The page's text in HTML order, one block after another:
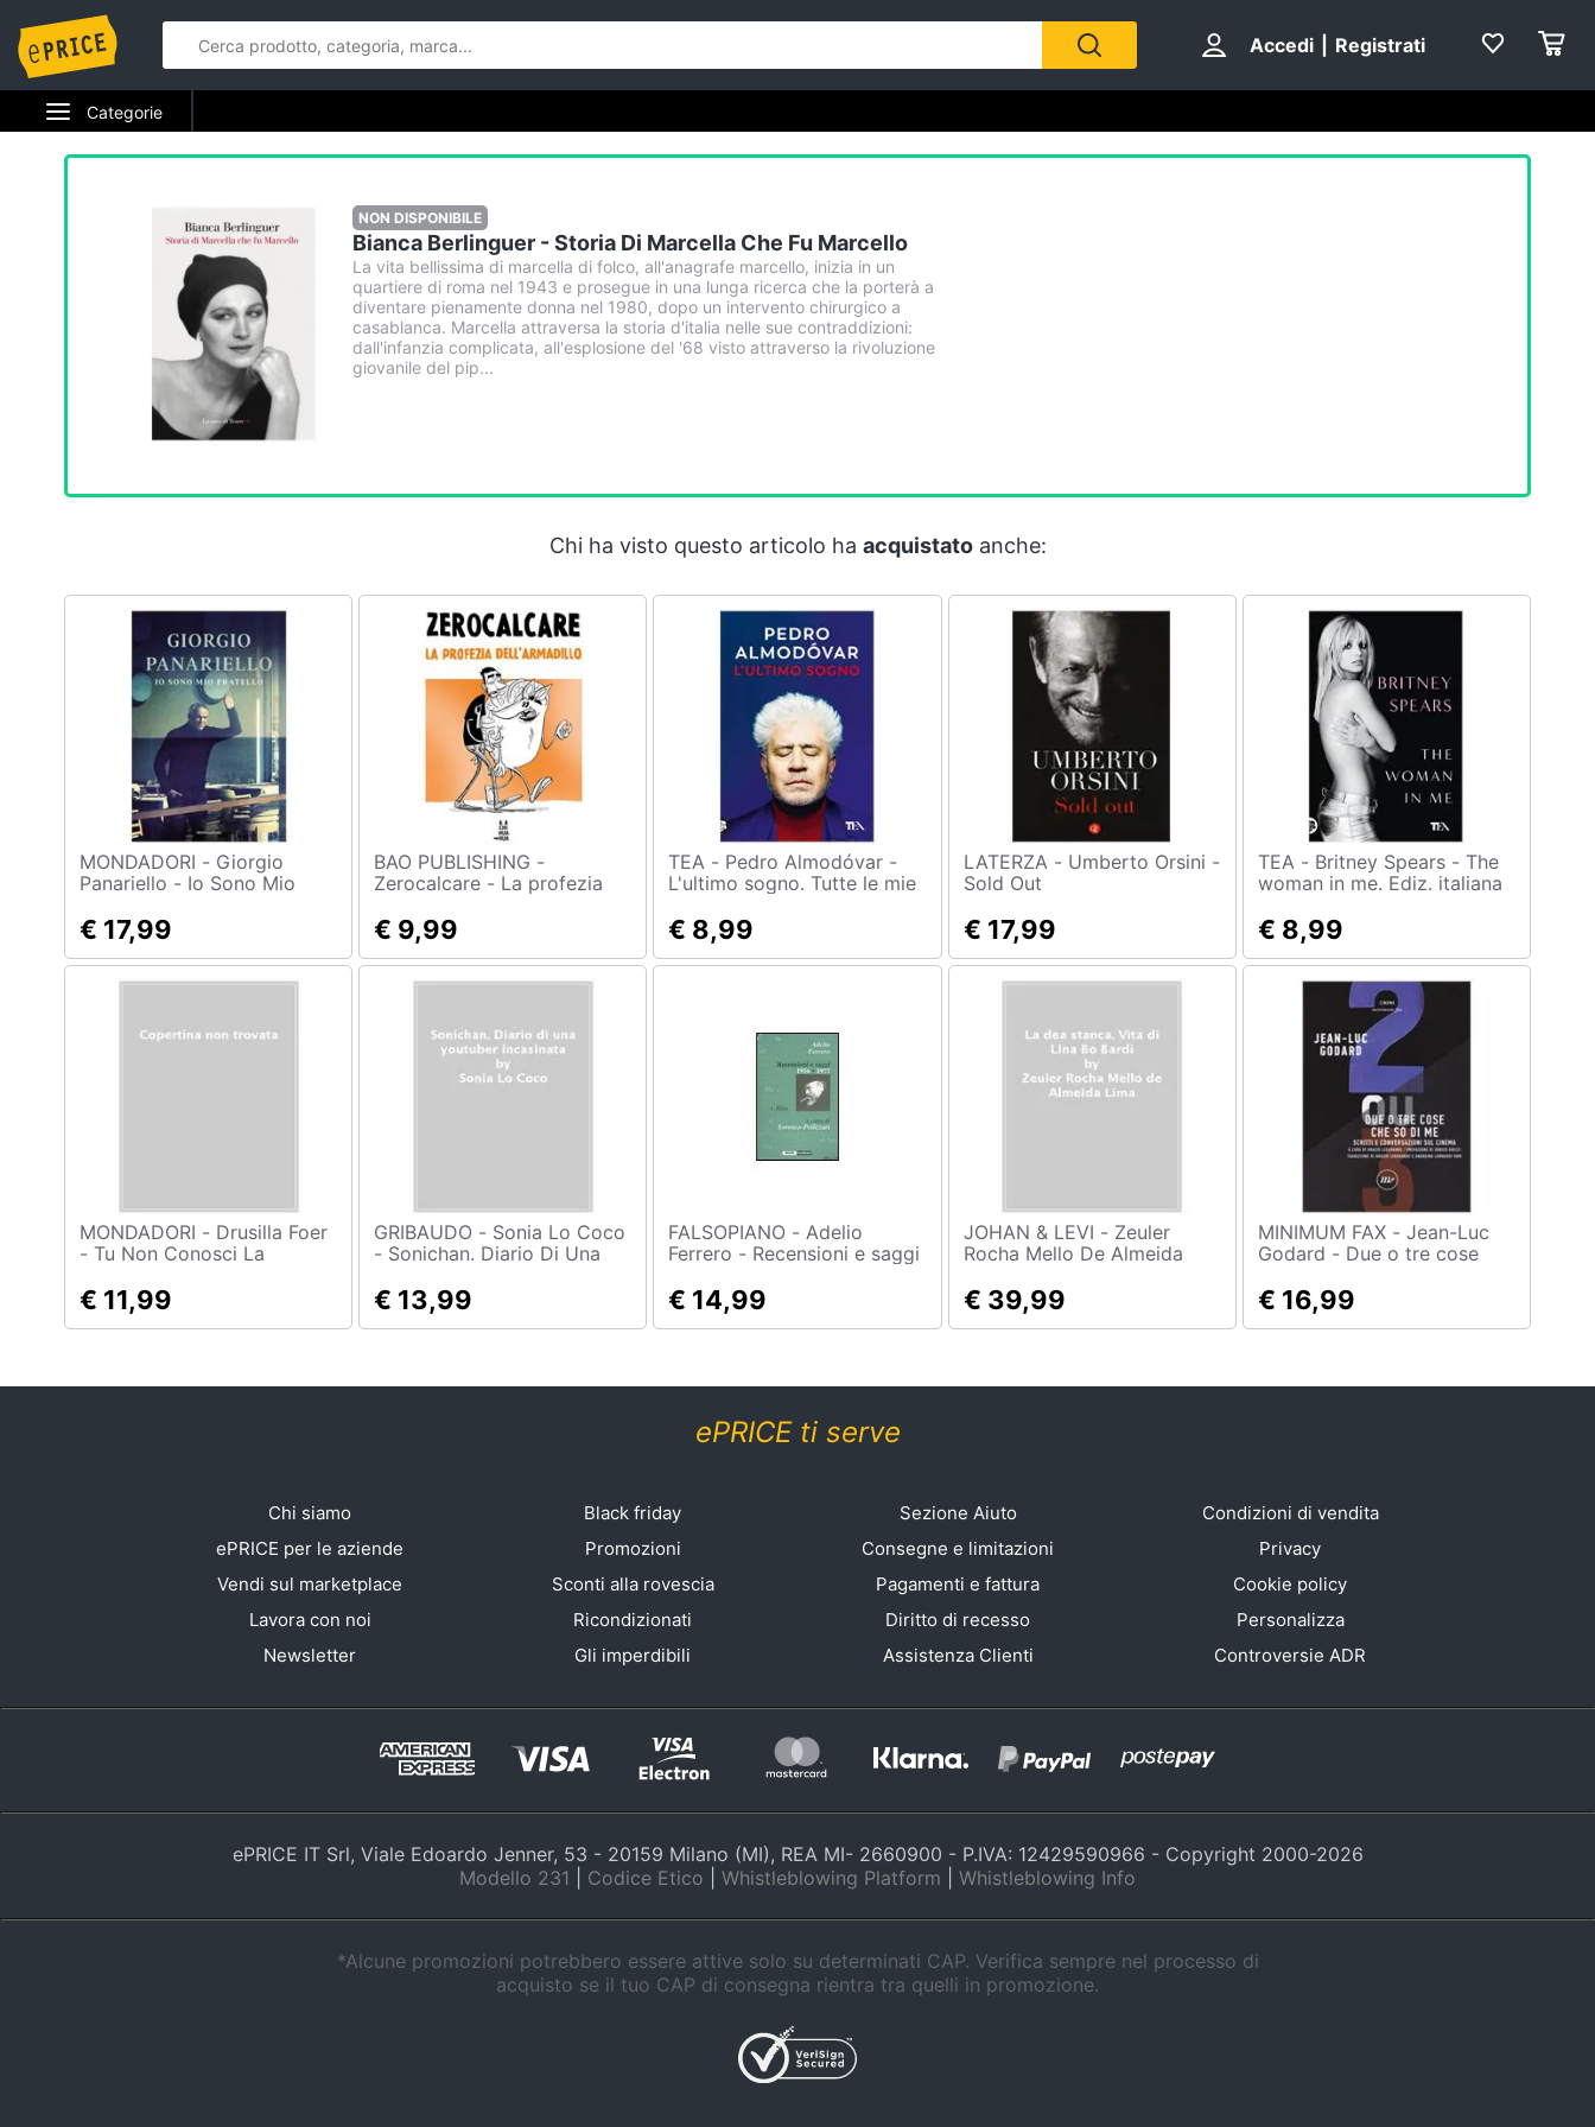
Accedi Registrati
Categorie
Elettrodomestici
Tv e Home Cinema
Smart home
Videogiochi
Brico e Giardinaggio
Salute e igiene
Beauty
Giocattoli
Prima infanzia
Casalinghi
Libri, cd e dvd
Promozioni
NON DISPONIBILE
Bianca Berlinguer - Storia Di Marcella Che Fu Marcello
La vita bellissima di marcella di folco, all'anagrafe marcello, inizia in un
quartiere di roma nel 1943 e prosegue in una lunga ricerca che la porterà a
diventare pienamente donna nel 1980, dopo un intervento chirurgico a
casablanca. Marcella attraversa la storia d'italia nelle sue contraddizioni:
dall'infanzia complicata, all'esplosione del '68 visto attraverso la rivoluzione
giovanile del pip...
Chi ha visto questo articolo ha acquistatoanche:
MONDADORI - Giorgio
Panariello - Io Sono Mio
€ 17,99
BAO PUBLISHING -
Zerocalcare - La profezia
€ 9,99
TEA - Pedro Almodóvar -
L'ultimo sogno. Tutte le mie
€ 8,99
LATERZA - Umberto Orsini -
Sold Out
€ 17,99
TEA - Britney Spears - The
woman in me. Ediz. italiana
€ 8,99
MONDADORI - Drusilla Foer
- Tu Non Conosci La
Eleganzissima
€ 11,99
GRIBAUDO - Sonia Lo Coco
- Sonichan. Diario Di Una
€ 13,99
FALSOPIANO - Adelio
Ferrero - Recensioni e saggi
€ 14,99
JOHAN & LEVI - Zeuler
Rocha Mello De Almeida
Di Lina Bo Bardi
€ 39,99
MINIMUM FAX - Jean-Luc
Godard - Due o tre cose
conversazioni sul cinema
€ 16,99
ePRICE ti serve
Chi siamo
ePRICE per le aziende
Vendi sul marketplace
Lavora con noi
Newsletter
Black friday
Promozioni
Sconti alla rovescia
Ricondizionati
Gli imperdibili
Sezione Aiuto
Consegne e limitazioni
Pagamenti e fattura
Diritto di recesso
Assistenza Clienti
Condizioni di vendita
Privacy
Cookie policy
Personalizza
Controversie ADR
ePRICE IT Srl, Viale Edoardo Jenner, 53 - 20159 Milano (MI), REA MI- 2660900 - P.IVA: 12429590966 - Copyright 2000-2026
Modello 231
Codice Etico Whistleblowing Platform Whistleblowing Info
*Alcune promozioni potrebbero essere attive solo su determinati CAP. Verifica sempre nel processo di
acquisto se il tuo CAP di consegna rientra tra quelli in promozione.